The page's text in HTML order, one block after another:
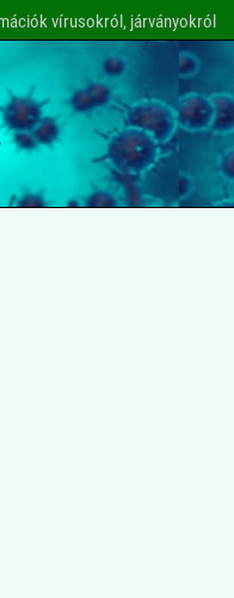
vírusokról, járványokról